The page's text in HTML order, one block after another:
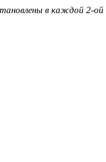
в каждой 2-ой